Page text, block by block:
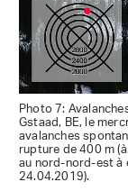
Photo 7:
Gstaad, BE, le
avalanches
rupture de 400 m
au nord-nord-est à
24.04.2019).